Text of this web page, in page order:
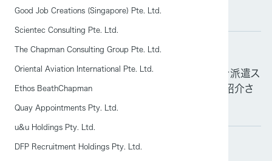
Good Job Creations (Singapore) Pte. Ltd.
Scientec Consulting Pte. Ltd.
The Chapman Consulting Group Pte. Ltd.
Oriental Aviation International Pte. Ltd.
Ethos BeathChapman
Quay Appointments Pty. Ltd.
u&u Holdings Pty. Ltd.
DFP Recruitment Holdings Pty. Ltd.
ジニア育成派遣について紹介されました
2025.09.12 掲載情報
「日本経済新聞」にてウィルオブ・ワークが取り組む派遣ス
タッフ向け生成AIチャットボット「ウィルキャリ」が紹介さ
れました
2025.08.15 掲載情報